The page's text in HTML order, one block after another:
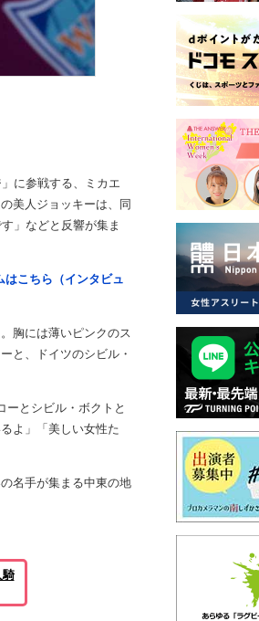
に参戦する、ミカエ
美人ジョッキーは、同
」などと反響が集ま
こちら（インタビュ
胸には薄いピンクのス
と、ドイツのシビル・
とシビル・ボクトと
よ」「美しい女性た
名手が集まる中東の地